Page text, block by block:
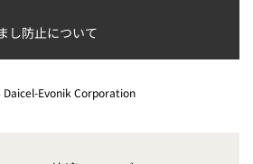
し防止について
Daicel-Evonik Corporation